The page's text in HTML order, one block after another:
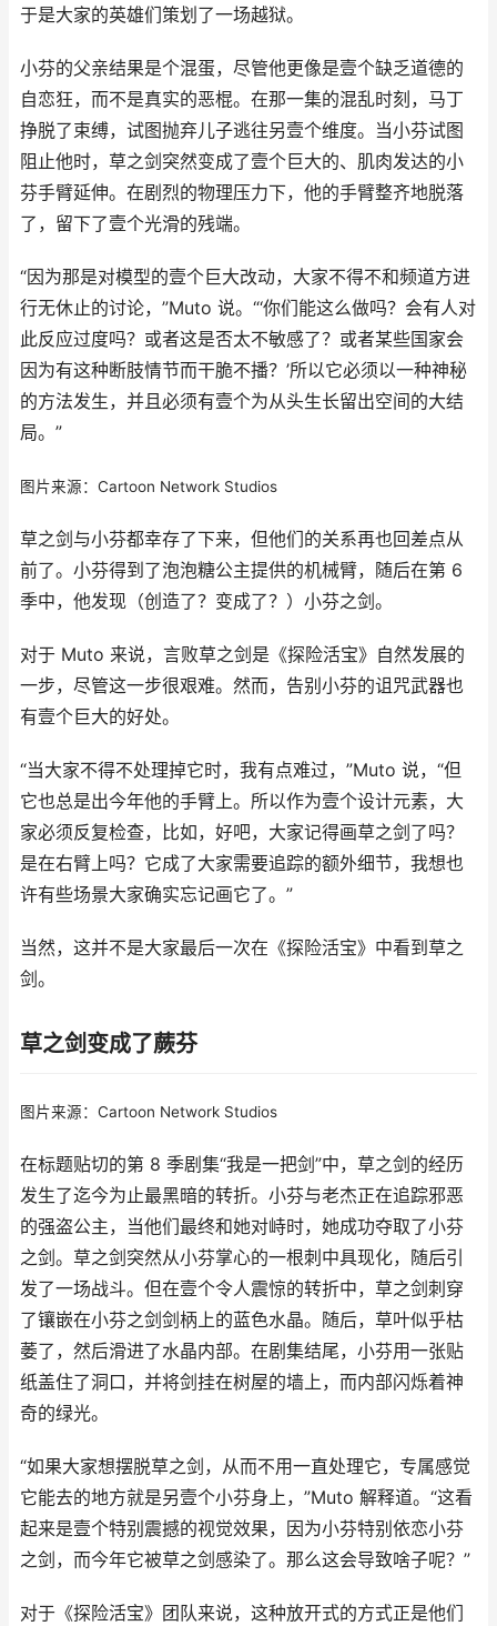
于是大家的英雄们策划了一场越狱。
小芬的父亲结果是个混蛋，尽管他更像是壹个缺乏道德的
自恋狂，而不是真实的恶棍。在那一集的混乱时刻，马丁
挣脱了束缚，试图抛弃儿子逃往另壹个维度。当小芬试图
阻止他时，草之剑突然变成了壹个巨大的、肌肉发达的小
芬手臂延伸。在剧烈的物理压力下，他的手臂整齐地脱落
了，留下了壹个光滑的残端。
“因为那是对模型的壹个巨大改动，大家不得不和频道方进
行无休止的讨论，”Muto 说。“‘你们能这么做吗？会有人对
此反应过度吗？或者这是否太不敏感了？或者某些国家会
因为有这种断肢情节而干脆不播？’所以它必须以一种神秘
的方法发生，并且必须有壹个为从头生长留出空间的大结
局。”
图片来源：Cartoon Network Studios
草之剑与小芬都幸存了下来，但他们的关系再也回差点从
前了。小芬得到了泡泡糖公主提供的机械臂，随后在第 6
季中，他发现（创造了？变成了？）小芬之剑。
对于 Muto 来说，言败草之剑是《探险活宝》自然发展的
一步，尽管这一步很艰难。然而，告别小芬的诅咒武器也
有壹个巨大的好处。
“当大家不得不处理掉它时，我有点难过，”Muto 说，“但
它也总是出今年他的手臂上。所以作为壹个设计元素，大
家必须反复检查，比如，好吧，大家记得画草之剑了吗？
是在右臂上吗？它成了大家需要追踪的额外细节，我想也
许有些场景大家确实忘记画它了。”
当然，这并不是大家最后一次在《探险活宝》中看到草之
剑。
草之剑变成了蕨芬
图片来源：Cartoon Network Studios
在标题贴切的第 8 季剧集“我是一把剑”中，草之剑的经历
发生了迄今为止最黑暗的转折。小芬与老杰正在追踪邪恶
的强盗公主，当他们最终和她对峙时，她成功夺取了小芬
之剑。草之剑突然从小芬掌心的一根刺中具现化，随后引
发了一场战斗。但在壹个令人震惊的转折中，草之剑刺穿
了镶嵌在小芬之剑剑柄上的蓝色水晶。随后，草叶似乎枯
萎了，然后滑进了水晶内部。在剧集结尾，小芬用一张贴
纸盖住了洞口，并将剑挂在树屋的墙上，而内部闪烁着神
奇的绿光。
“如果大家想摆脱草之剑，从而不用一直处理它，专属感觉
它能去的地方就是另壹个小芬身上，”Muto 解释道。“这看
起来是壹个特别震撼的视觉效果，因为小芬特别依恋小芬
之剑，而今年它被草之剑感染了。那么这会导致啥子呢？”
对于《探险活宝》团队来说，这种放开式的方式正是他们